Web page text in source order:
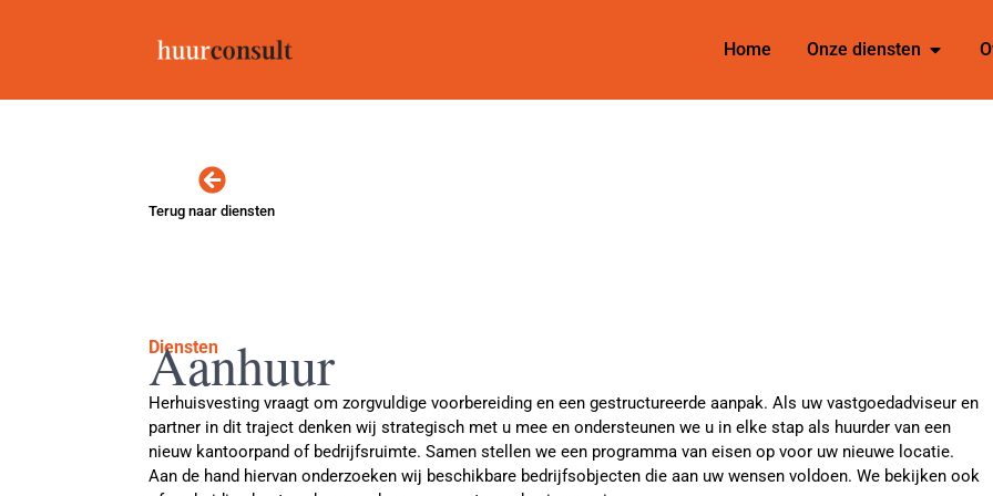
Home Onze diensten
Terug naar diensten
Diensten
Aanhuur
Herhuisvesting vraagt om zorgvuldige voorbereiding en een gestructureerde aanpak. Als uw vastgoedadviseur en
partner in dit traject denken wij strategisch met u mee en ondersteunen we u in elke stap als huurder van een
nieuw kantoorpand of bedrijfsruimte. Samen stellen we een programma van eisen op voor uw nieuwe locatie.
Aan de hand hiervan onderzoeken wij beschikbare bedrijfsobjecten die aan uw wensen voldoen. We bekijken ook